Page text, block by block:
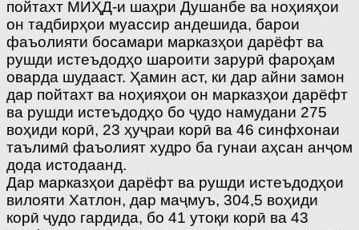
пойтахт МИҲД-и шаҳри Душанбе ва ноҳияҳои
он тадбирҳои муассир андешида, барои
фаъолияти босамари марказ­ҳои дарёфт ва
рушди истеъдодҳо шароити зарурӣ фароҳам
оварда шудааст. Ҳамин аст, ки дар айни замон
дар пойтахт ва ноҳияҳои он марказҳои дарёфт
ва рушди истеъдодҳо бо ҷудо намудани 275
воҳиди корӣ, 23 ҳуҷраи корӣ ва 46 синфхонаи
таълимӣ фаъолият худро ба гунаи аҳсан анҷом
дода истодаанд.
Дар марказҳои дарёфт ва рушди истеъдодҳои
вилояти Хатлон, дар маҷмуъ, 304,5 воҳиди
корӣ ҷудо гардида, бо 41 утоқи корӣ ва 43